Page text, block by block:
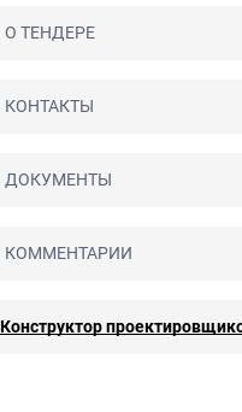
О ТЕНДЕРЕ
КОНТАКТЫ
ДОКУМЕНТЫ
КОММЕНТАРИИ
Конструктор